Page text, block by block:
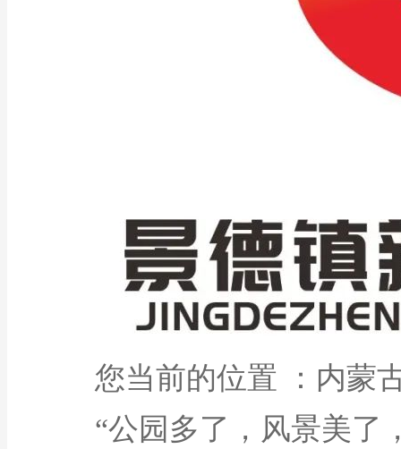
您当前的位置 ：内蒙古
“公园多了，风景美了，